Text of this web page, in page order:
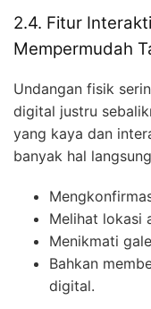
2.4. Fitur
Mempermudah
Undangan fisik
digital justru
yang kaya dan
banyak hal
Melihat lokasi
Menikmati
Bahkan
digital.